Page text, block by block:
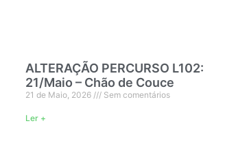
ALTERAÇÃO PERCURSO L102:
21/Maio – Chão de Couce
21 de Maio, 2026 Sem comentários
Ler +